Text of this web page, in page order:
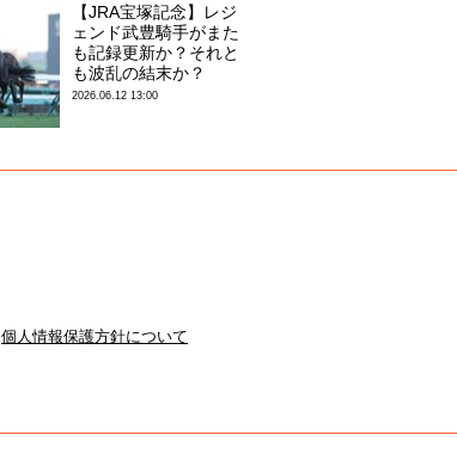
【JRA宝塚記念】レジ
ェンド武豊騎手がまた
も記録更新か？それと
も波乱の結末か？
2026.06.12 13:00
個人情報保護方針について